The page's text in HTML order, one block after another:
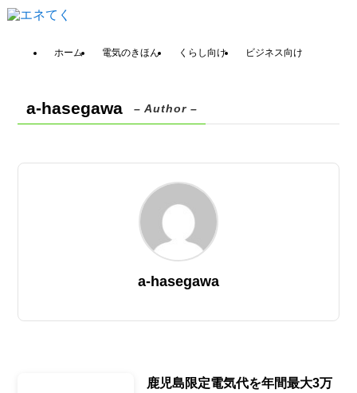
ホーム 電気のきほん くらし向け ビジネス向け
a-hasegawa – Author –
a-hasegawa
鹿児島限定電気代を年間最大3万